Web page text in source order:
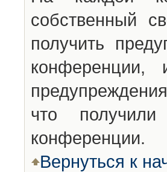
собственный
получить
что
конференции.
Вернуться к